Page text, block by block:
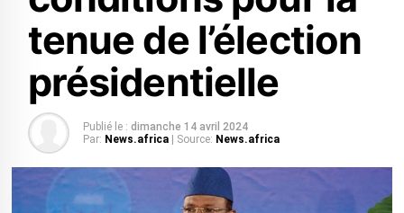
tenue de l’élection
présidentielle
Publié le : dimanche 14 avril 2024
Par: News.africa | Source: News.africa